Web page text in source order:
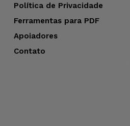
Política de Privacidade
Ferramentas para PDF
Apoiadores
Contato